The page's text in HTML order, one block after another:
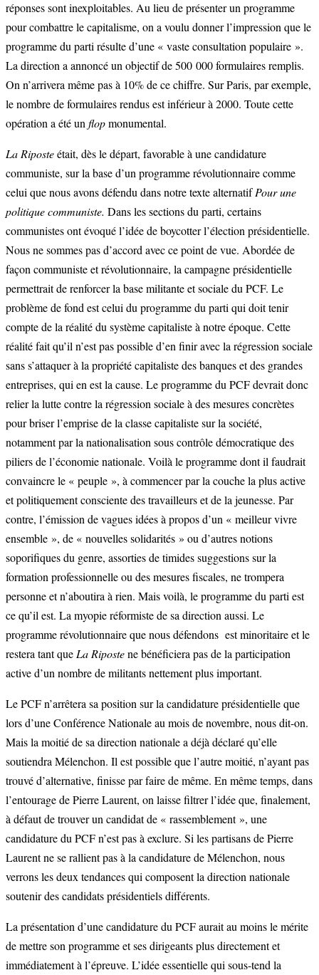
réponses sont inexploitables. Au lieu de présenter un programme
pour combattre le capitalisme, on a voulu donner l’impression que le
programme du parti résulte d’une « vaste consultation populaire ».
La direction a annoncé un objectif de 500 000 formulaires remplis.
On n’arrivera même pas à 10% de ce chiffre. Sur Paris, par exemple,
le nombre de formulaires rendus est inférieur à 2000. Toute cette
opération a été un flopmonumental.
La Riposteétait, dès le départ, favorable à une candidature
communiste, sur la base d’un programme révolutionnaire comme
celui que nous avons défendu dans notre texte alternatifPour une
politique communiste. Dans les sections du parti, certains
communistes ont évoqué l’idée de boycotter l’élection présidentielle.
Nous ne sommes pas d’accord avec ce point de vue. Abordée de
façon communiste et révolutionnaire, la campagne présidentielle
permettrait de renforcer la base militante et sociale du PCF. Le
problème de fond est celui du programme du parti qui doit tenir
compte de la réalité du système capitaliste à notre époque. Cette
réalité fait qu’il n’est pas possible d’en finir avec la régression sociale
sans s’attaquer à la propriété capitaliste des banques et des grandes
entreprises, qui en est la cause. Le programme du PCF devrait donc
relier la lutte contre la régression sociale à des mesures concrètes
pour briser l’emprise de la classe capitaliste sur la société,
notamment par la nationalisation sous contrôle démocratique des
piliers de l’économie nationale. Voilà le programme dont il faudrait
convaincre le « peuple », à commencer par la couche la plus active
et politiquement consciente des travailleurs et de la jeunesse. Par
contre, l’émission de vagues idées à propos d’un « meilleur vivre
ensemble », de « nouvelles solidarités » ou d’autres notions
soporifiques du genre, assorties de timides suggestions sur la
formation professionnelle ou des mesures fiscales, ne trompera
personne et n’aboutira à rien. Mais voilà, le programme du parti est
ce qu’il est. La myopie réformiste de sa direction aussi. Le
programme révolutionnaire que nous défendons est minoritaire et le
restera tant que La Ripostene bénéficiera pas de la participation
active d’un nombre de militants nettement plus important.
Le PCF n’arrêtera sa position sur la candidature présidentielle que
lors d’une Conférence Nationale au mois de novembre, nous dit-on.
Mais la moitié de sa direction nationale a déjà déclaré qu’elle
soutiendra Mélenchon. Il est possible que l’autre moitié, n’ayant pas
trouvé d’alternative, finisse par faire de même. En même temps, dans
l’entourage de Pierre Laurent, on laisse filtrer l’idée que, finalement,
à défaut de trouver un candidat de « rassemblement », une
candidature du PCF n’est pas à exclure. Si les partisans de Pierre
Laurent ne se rallient pas à la candidature de Mélenchon, nous
verrons les deux tendances qui composent la direction nationale
soutenir des candidats présidentiels différents.
La présentation d’une candidature du PCF aurait au moins le mérite
de mettre son programme et ses dirigeants plus directement et
immédiatement à l’épreuve. L’idée essentielle qui sous-tend la